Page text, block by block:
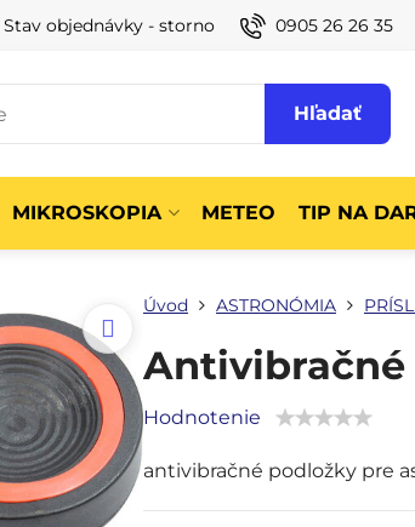
Stav objednávky - storno 0905 26 26 35
Hľadať
MIKROSKOPIA METEO TIP NA
Úvod ASTRONÓMIA
Antivibračné
Hodnotenie
antivibračné podložky pre